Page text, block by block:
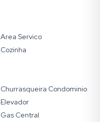
Area Servico
Cozinha
Churrasqueira Condominio
Elevador
Gas Central